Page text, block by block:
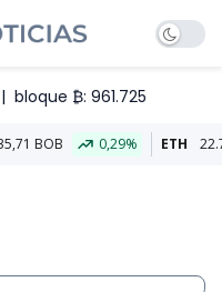
| bloque ₿: 961.725
0,29% ETH 22.798,20 BOB